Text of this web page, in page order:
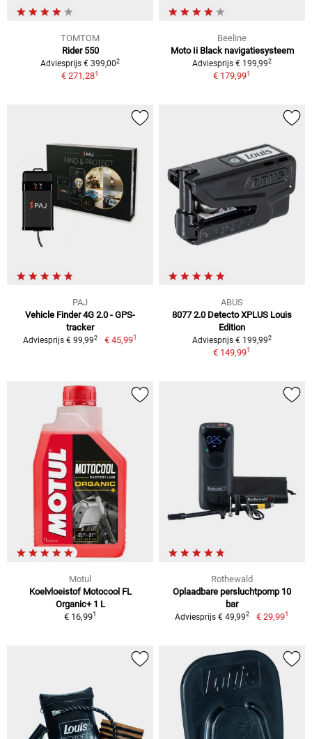
TOMTOM
Rider 550
Adviesprijs € 399,002
€ 271,281
Beeline
Moto Ii Black navigatiesysteem
Adviesprijs € 199,992
€ 179,991
PAJ
Vehicle Finder 4G 2.0 - GPS-
tracker
Adviesprijs € 99,992 € 45,991
ABUS
8077 2.0 Detecto XPLUS Louis
Edition
Adviesprijs € 199,992
€ 149,991
Motul
Koelvloeistof Motocool FL
Organic+ 1 L
€ 16,991
Rothewald
Oplaadbare persluchtpomp 10
bar
Adviesprijs € 49,992 € 29,991